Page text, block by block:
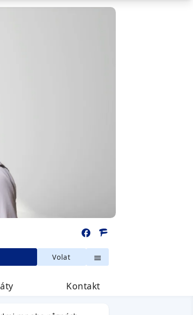
Volat
Kontakt